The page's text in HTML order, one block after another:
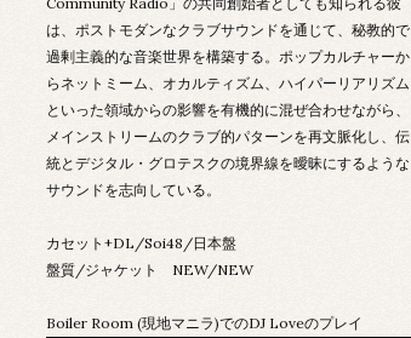
は、ポストモダンなクラブサウンドを通じて、秘教的で
過剰主義的な音楽世界を構築する。ポップカルチャーか
らネットミーム、オカルティズム、ハイパーリアリズム
といった領域からの影響を有機的に混ぜ合わせながら、
メインストリームのクラブ的パターンを再文脈化し、伝
統とデジタル・グロテスクの境界線を曖昧にするような
サウンドを志向している。
カセット+DL/Soi48/日本盤
盤質/ジャケット NEW/NEW
Boiler Room (現地マニラ)でのDJ Loveのプレイ